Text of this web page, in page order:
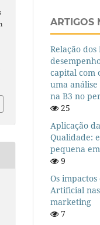
ARTIGOS
Relação
capital com
uma análise
na B3 no
25
Aplicação
Qualidade:
pequena
9
Os
Artificial
marketing
7